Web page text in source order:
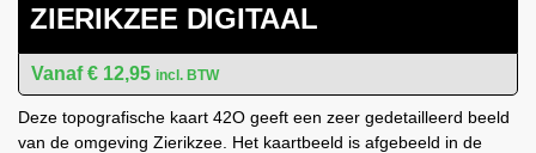
ZIERIKZEE DIGITAAL
€ 12,95 incl. BTW
Deze topografische kaart 42O geeft een zeer gedetailleerd beeld
van de omgeving Zierikzee. Het kaartbeeld is afgebeeld in de